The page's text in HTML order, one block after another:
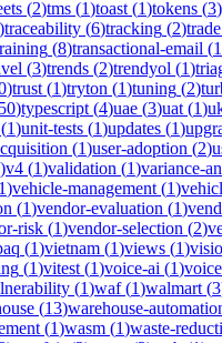
(2)tms (1)toast (1)tokens (3)
)traceability (6)tracking (2)trade
(8)transactional-email (1
(3)trends (2)trendyol (1)
)trust (1)tryton (1)tuning (2)
50)typescript (4)uae (3)uat (1)
(1)unit-tests (1)updates (1)
(1)user-adoption (2)
)v4 (1)validation (1)variance-
1)vehicle-management (1)
(1)vendor-evaluation (1)
risk (1)vendor-selection (2)
(1)vietnam (1)views (1)
(1)vitest (1)voice-ai (1)
(1)waf(1)walmart (3
(13)warehouse-
(1)wasm (1)waste-